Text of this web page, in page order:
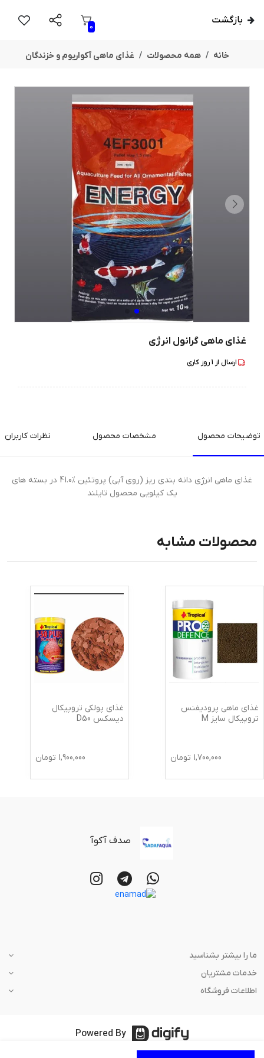
بازگشت
0
خانه همه محصولات غذای ماهی آکواریوم و خزندگان
غذای ماهی گرانول انرژی
ارسال از 1روز کاری
توضیحات محصول مشخصات محصول نظرات کاربران
غذای ماهی انرژی دانه بندی ریز (روی آبی) پروتئین %41.0 در بسته های
یک کیلویی محصول تایلند
محصولات مشابه
غذای ماهی پرودیفنس
تروپیکال سایز M
1,700,000 تومان
غذای پولکی تروپیکال
دیسکس D50
1,900,000 تومان
صدف آکوآ
ما را بیشتر بشناسید
خدمات مشتریان
اطلاعات فروشگاه
Powered By